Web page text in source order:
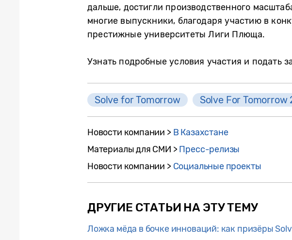
дальше, достигли производственного
многие выпускники, благодаря участию в
престижные университеты Лиги Плюща.
Узнать подробные условия участия и подать
Solve for Tomorrow Solve For Tomorrow
Новости компании > В Казахстане
Материалы для СМИ >Пресс-релизы
Новости компании > Социальные проекты
ДРУГИЕ СТАТЬИ НА ЭТУ ТЕМУ
Ложка мёда в бочке инноваций: как призёры